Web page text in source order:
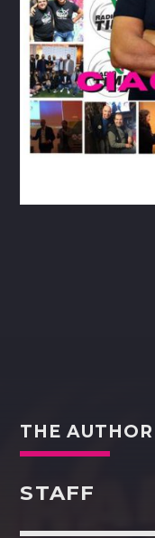
THE AUTHOR
STAFF